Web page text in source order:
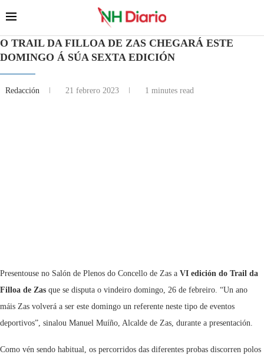
O TRAIL DA FILLOA DE ZAS CHEGARÁ ESTE
DOMINGO Á SÚA SEXTA EDICIÓN
Redacción 21 febrero 2023 1 minutes read
Presentouse no Salón de Plenos do Concello de Zas a VI edición do Trail da
Filloa de Zas que se disputa o vindeiro domingo, 26 de febreiro. “Un ano
máis Zas volverá a ser este domingo un referente neste tipo de eventos
deportivos”, sinalou Manuel Muíño, Alcalde de Zas, durante a presentación.
Como vén sendo habitual, os percorridos das diferentes probas discorren polos